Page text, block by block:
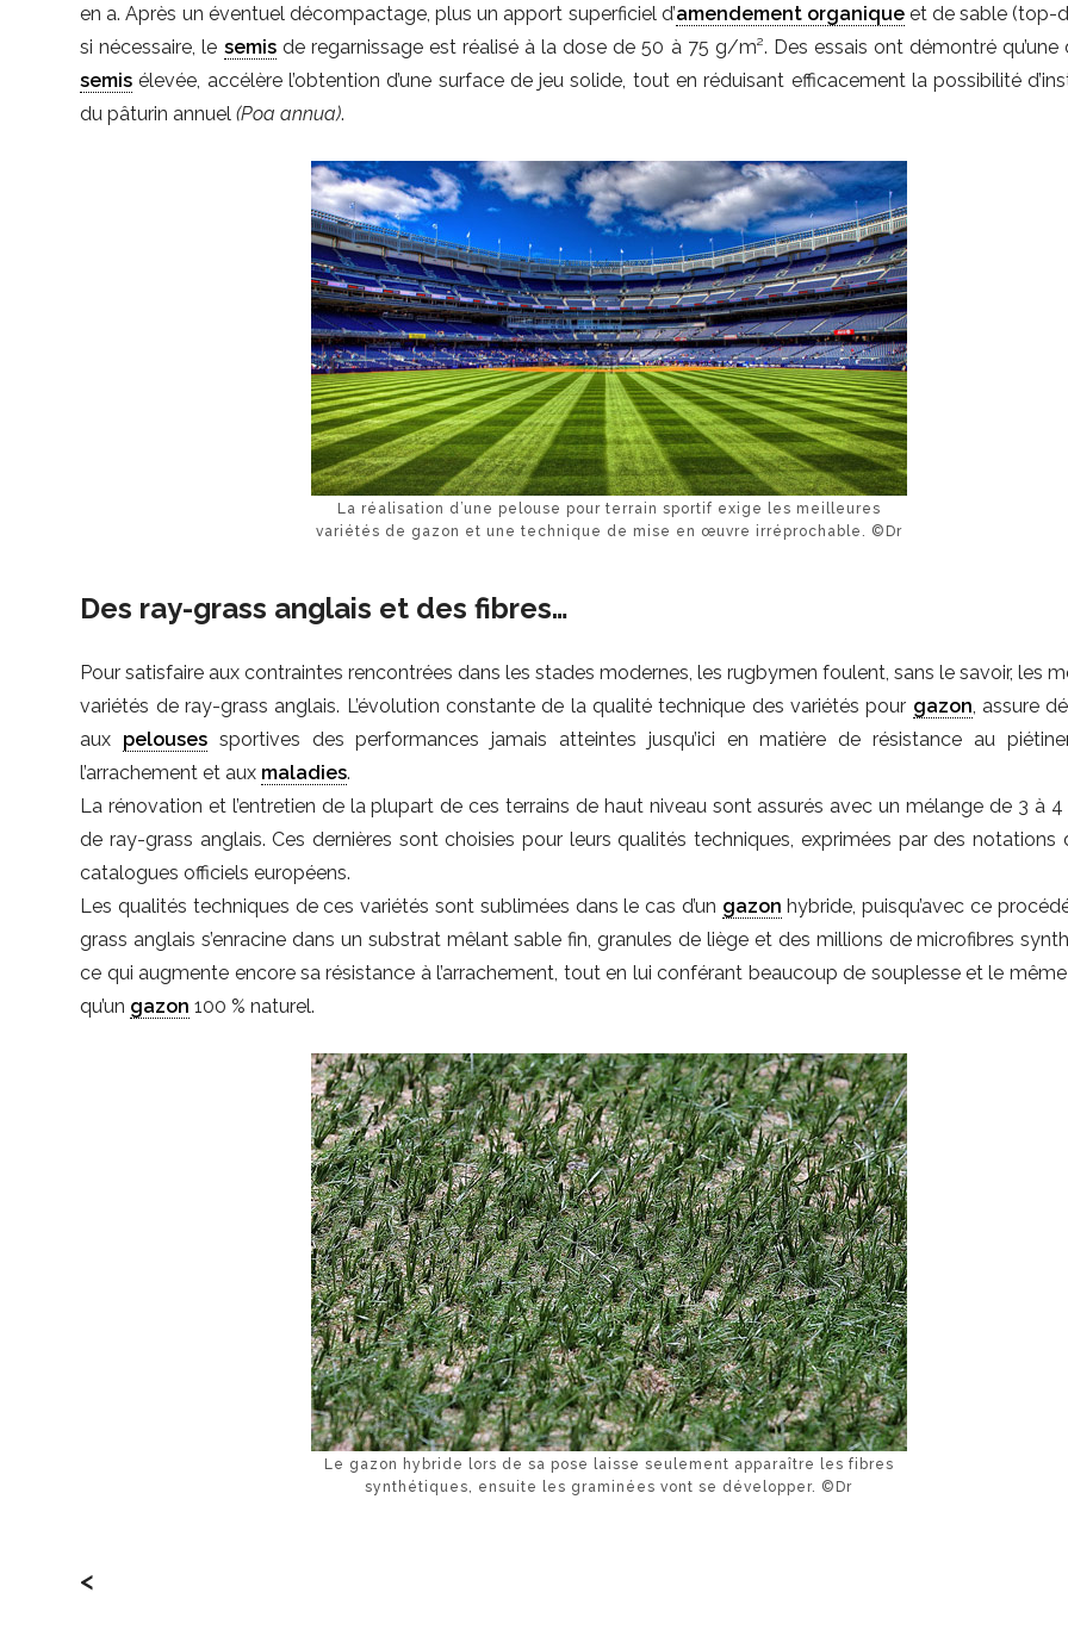
en a. Après un éventuel décompactage, plus un apport superficiel d’amendement organiqueet de sable (top-
si nécessaire, le semisde regarnissage est réalisé à la dose de 50 à 75 g/m². Des essais ont démontré qu’une
semis élevée, accélère l’obtention d’une surface de jeu solide, tout en réduisant efficacement la possibilité
du pâturin annuel(Poa annua).
La réalisation d’une pelouse pour terrain sportif exige les meilleures
variétés de gazon et une technique de mise en œuvre irréprochable. ©Dr
Des ray-grass anglais et des fibres…
Pour satisfaire aux contraintes rencontrées dans les stades modernes, les rugbymen foulent, sans le savoir, les
variétés de ray-grass anglais. L’évolution constante de la qualité technique des variétés pour gazon, assure
aux pelouses sportives des performances jamais atteintes jusqu’ici en matière de résistance au
l’arrachement et aux maladies.
La rénovation et l’entretien de la plupart de ces terrains de haut niveau sont assurés avec un mélange de 3 à 4
de ray-grass anglais. Ces dernières sont choisies pour leurs qualités techniques, exprimées par des notations
catalogues officiels européens.
Les qualités techniques de ces variétés sont sublimées dans le cas d’un gazon hybride, puisqu’avec ce
grass anglais s’enracine dans un substrat mêlant sable fin, granules de liège et des millions de microfibres
ce qui augmente encore sa résistance à l’arrachement, tout en lui conférant beaucoup de souplesse et le
qu’un gazon 100 % naturel.
Le gazon hybride lors de sa pose laisse seulement apparaître les fibres
synthétiques, ensuite les graminées vont se développer. ©Dr
<